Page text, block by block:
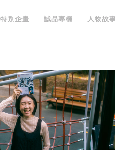
特別企畫 誠品專欄 人物故